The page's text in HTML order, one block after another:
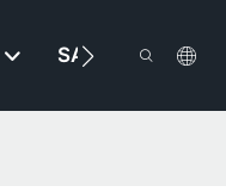
SAZINIETIES AR